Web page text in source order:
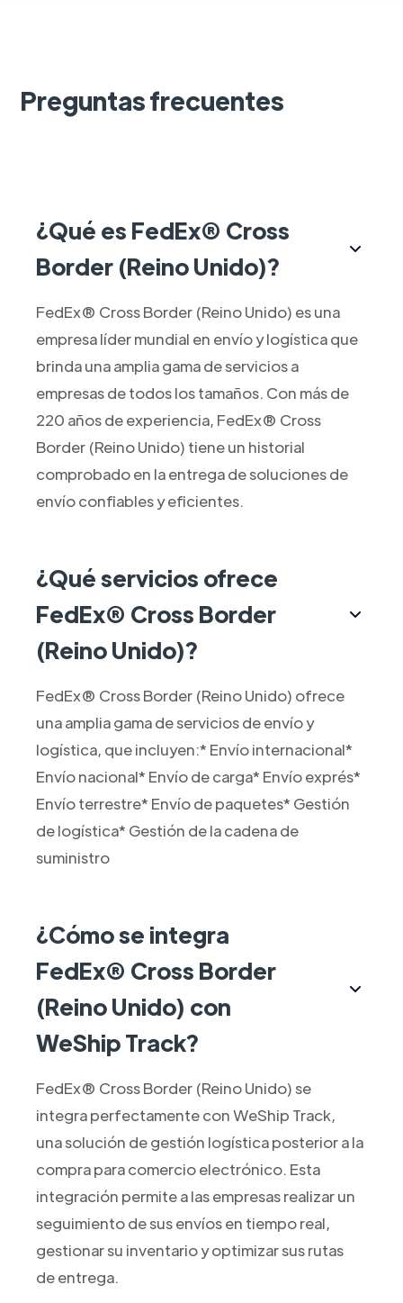
Preguntas frecuentes
¿Qué es FedEx® Cross
Border (Reino Unido)?
FedEx® Cross Border (Reino Unido) es una
empresa líder mundial en envío y logística que
brinda una amplia gama de servicios a
empresas de todos los tamaños. Con más de
220 años de experiencia, FedEx® Cross
Border (Reino Unido) tiene un historial
comprobado en la entrega de soluciones de
envío confiables y eficientes.
¿Qué servicios ofrece
FedEx® Cross Border
(Reino Unido)?
FedEx® Cross Border (Reino Unido) ofrece
una amplia gama de servicios de envío y
logística, que incluyen:* Envío internacional*
Envío nacional* Envío de carga* Envío exprés*
Envío terrestre* Envío de paquetes* Gestión
de logística* Gestión de la cadena de
suministro
¿Cómo se integra
FedEx® Cross Border
(Reino Unido) con
WeShip Track?
FedEx® Cross Border (Reino Unido) se
integra perfectamente con WeShip Track,
una solución de gestión logística posterior a la
compra para comercio electrónico. Esta
integración permite a las empresas realizar un
seguimiento de sus envíos en tiempo real,
gestionar su inventario y optimizar sus rutas
de entrega.